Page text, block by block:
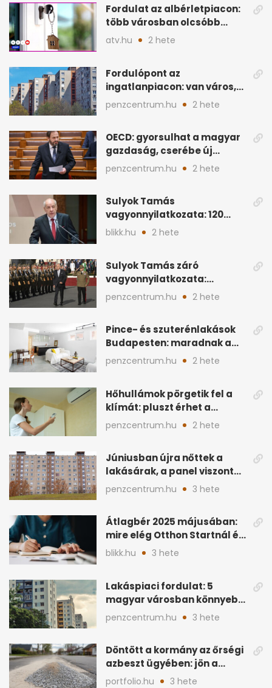
Fordulat az albérletpiacon:
több városban olcsóbb
lehet a hiteltörlesztő
atv.hu 2 hete
Fordulópont az
ingatlanpiacon: van város,
ahol a vétel már olcsóbb
penzcentrum.hu 2 hete
OECD: gyorsulhat a magyar
gazdaság, cserébe új
ingatlanadó is felmerül
penzcentrum.hu 2 hete
Sulyok Tamás
vagyonnyilatkozata: 120
milliós megtakarítás, 5
blikk.hu 2 hete
Sulyok Tamás záró
vagyonnyilatkozata:
ingatlanok és
megtakarítások
penzcentrum.hu 2 hete
Pince- és szuterénlakások
Budapesten: maradnak a
szigorú szabályok
penzcentrum.hu 2 hete
Hőhullámok pörgetik fel a
klímát: pluszt érhet a
lakásban a hűtés
penzcentrum.hu 2 hete
Júniusban újra nőttek a
lakásárak, a panel viszont
lemaradt
penzcentrum.hu 3 hete
Átlagbér 2025 májusában:
mire elég Otthon Startnál és
hitelnél?
blikk.hu 3 hete
Lakáspiaci fordulat: 5
magyar városban könnyebb
lett lakást venni
penzcentrum.hu 3 hete
Döntött a kormány az őrségi
azbeszt ügyében: jön a
rendezés
portfolio.hu 3 hete